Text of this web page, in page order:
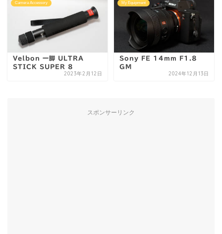
Camera Accessory
Velbon 一脚 ULTRA
STICK SUPER 8
2023年2月12日
My Equipment
Sony FE 14mm F1.8
GM
2024年12月13日
スポンサーリンク